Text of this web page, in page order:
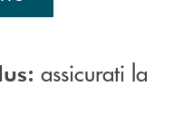
assicurati la